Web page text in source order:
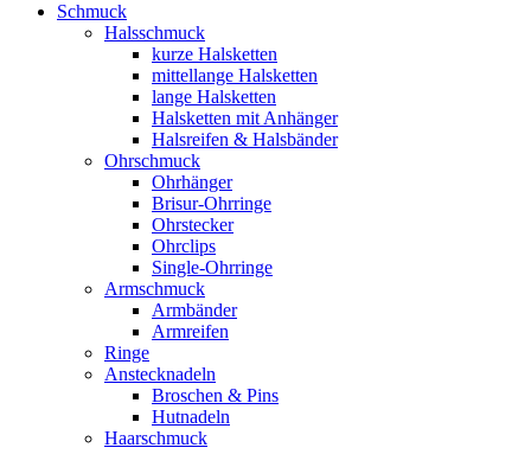
Schmuck
Halsschmuck
kurze Halsketten
mittellange Halsketten
lange Halsketten
Halsketten mit Anhänger
Halsreifen & Halsbänder
Ohrschmuck
Ohrhänger
Brisur-Ohrringe
Ohrstecker
Ohrclips
Single-Ohrringe
Armschmuck
Armbänder
Armreifen
Ringe
Anstecknadeln
Broschen & Pins
Hutnadeln
Haarschmuck